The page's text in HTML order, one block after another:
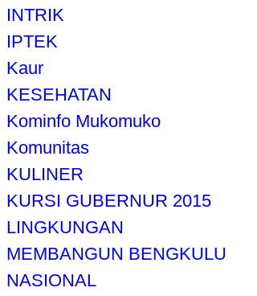
INTRIK
IPTEK
Kaur
KESEHATAN
Kominfo Mukomuko
Komunitas
KULINER
KURSI GUBERNUR 2015
LINGKUNGAN
MEMBANGUN BENGKULU
NASIONAL